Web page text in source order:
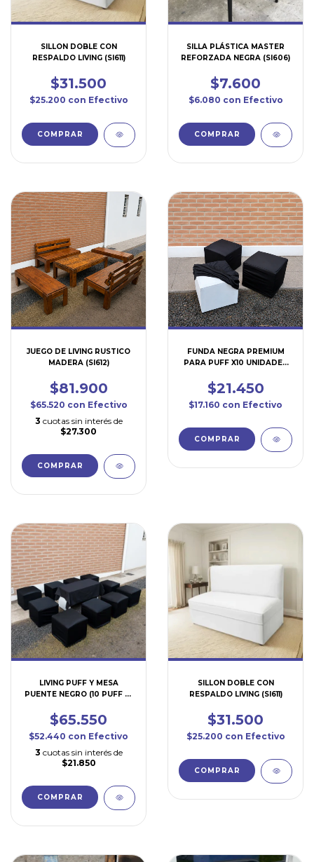
SILLON DOBLE CON
RESPALDO LIVING (SI611)
$31.500
$25.200 con Efectivo
SILLA PLÁSTICA MASTER
REFORZADA NEGRA (SI606)
$7.600
$6.080 con Efectivo
JUEGO DE LIVING RUSTICO
MADERA (SI612)
$81.900
$65.520 con Efectivo
3 cuotas sin interés de
$27.300
FUNDA NEGRA PREMIUM
PARA PUFF X10 UNIDADES
$21.450
$17.160 con Efectivo
LIVING PUFF Y MESA
PUENTE NEGRO (10 PUFF + 1
$65.550
$52.440 con Efectivo
3 cuotas sin interés de
$21.850
SILLON DOBLE CON
RESPALDO LIVING (SI611)
$31.500
$25.200 con Efectivo